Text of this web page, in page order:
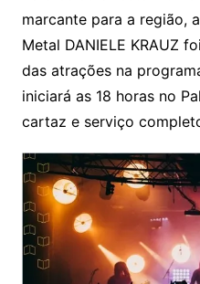
marcante para a região,
Metal DANIELE KRAUZ
das atrações na
iniciará as 18 horas no
cartaz e serviço